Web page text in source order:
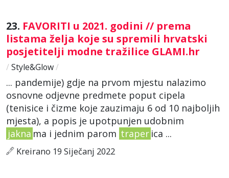
23. FAVORITI u 2021. godini // prema
listama želja koje su spremili hrvatski
posjetitelji modne tražilice GLAMI.hr
/ Style&Glow/
... pandemije) gdje na prvom mjestu nalazimo
osnovne odjevne predmete poput cipela
(tenisice i čizme koje zauzimaju 6 od 10 najboljih
mjesta), a popis je upotpunjen udobnim
jakna ma i jednim parom traper ica ...
Kreirano 19 Siječanj 2022